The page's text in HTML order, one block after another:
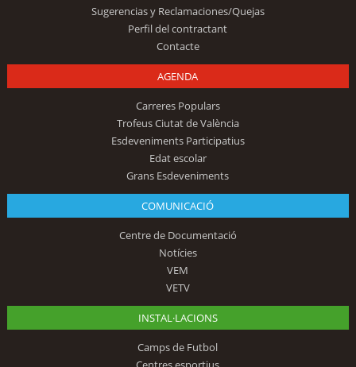
Sugerencias y Reclamaciones/Quejas
Perfil del contractant
Contacte
AGENDA
Carreres Populars
Trofeus Ciutat de València
Esdeveniments Participatius
Edat escolar
Grans Esdeveniments
COMUNICACIÓ
Centre de Documentació
Notícies
VEM
VETV
INSTAL·LACIONS
Camps de Futbol